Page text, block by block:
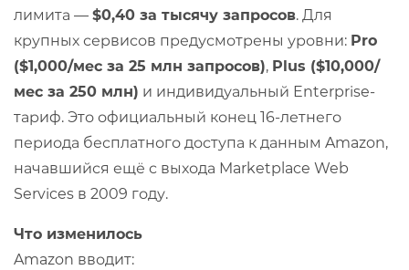
лимита — $0,40 за тысячу запросов. Для
крупных сервисов предусмотрены уровни: Pro
($1,000/мес за 25 млн запросов), Plus ($10,000/
мес за 250 млн) и индивидуальный Enterprise-
тариф. Это официальный конец 16-летнего
периода бесплатного доступа к данным Amazon,
начавшийся ещё с выхода Marketplace Web
Services в 2009 году.
Что изменилось
Amazon вводит: